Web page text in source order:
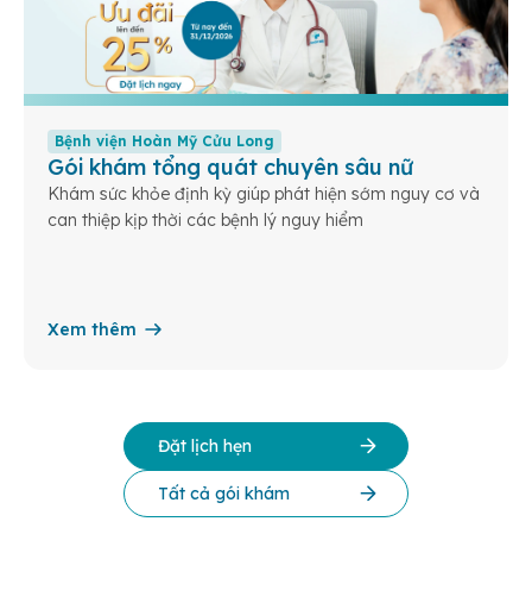
Bệnh viện Hoàn Mỹ Cửu Long
Gói khám tổng quát chuyên sâu nữ
Khám sức khỏe định kỳ giúp phát hiện sớm nguy cơ và
can thiệp kịp thời các bệnh lý nguy hiểm
Xem thêm
Đặt lịch hẹn
Tất cả gói khám